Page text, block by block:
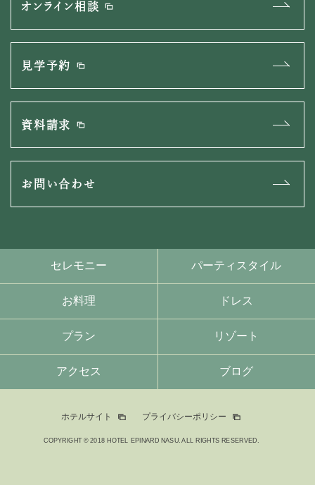
オンライン相談
見学予約
資料請求
お問い合わせ
セレモニー パーティスタイル
お料理 ドレス
プラン リゾート
アクセス ブログ
ホテルサイト プライバシーポリシー
COPYRIGHT © 2018 HOTEL EPINARD NASU. ALL RIGHTS RESERVED.